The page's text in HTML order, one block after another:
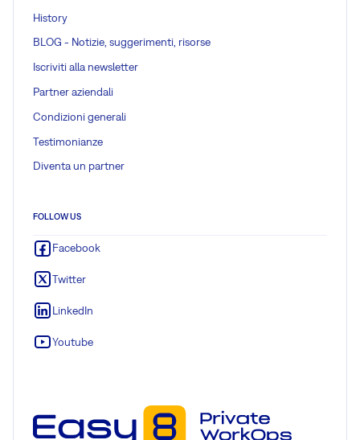
History
BLOG - Notizie, suggerimenti, risorse
Iscriviti alla newsletter
Partner aziendali
Condizioni generali
Testimonianze
Diventa un partner
FOLLOW US
Facebook
Twitter
LinkedIn
Youtube